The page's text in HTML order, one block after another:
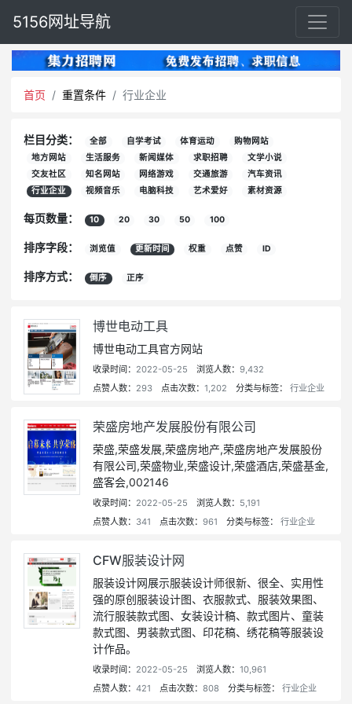
5156网址导航
首页 重置条件 行业企业
栏目分类： 全部 自学考试 体育运动
购物网站
地方网站
生活服务 新闻媒体 求职招聘
文学小说
交友社区
知名网站 网络游戏 交通旅游
汽车资讯
行业企业
视频音乐 电脑科技 艺术爱好 素材资源
每页数量： 10 20 30 50 100
排序字段： 浏览值 更新时间 权重 点赞 ID
排序方式： 倒序 正序
博世电动工具
博世电动工具官方网站
收录时间： 2022-05-25 浏览人数： 9,432
点赞人数： 293 点击次数： 1,202 分类与标签： 行业企业
荣盛房地产发展股份有限公司
荣盛,荣盛发展,荣盛房地产,荣盛房地产发展股份
有限公司,荣盛物业,荣盛设计,荣盛酒店,荣盛基金,
盛客会,002146
收录时间： 2022-05-25 浏览人数： 5,191
点赞人数： 341 点击次数： 961 分类与标签： 行业企业
CFW服装设计网
服装设计网展示服装设计师很新、很全、实用性
强的原创服装设计图、衣服款式、服装效果图、
流行服装款式图、女装设计稿、款式图片、童装
款式图、男装款式图、印花稿、绣花稿等服装设
计作品。
收录时间： 2022-05-25 浏览人数： 10,961
点赞人数： 421 点击次数： 808 分类与标签： 行业企业